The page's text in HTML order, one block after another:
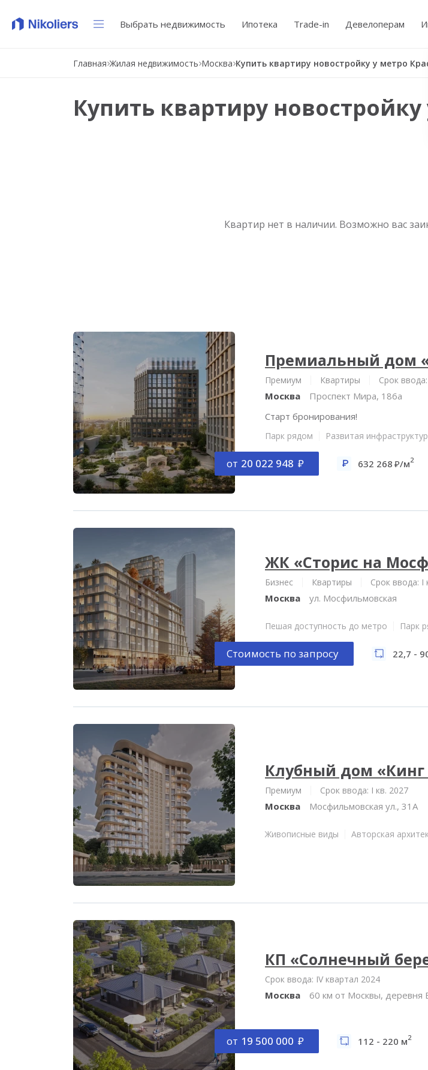
Выбрать недвижимость Ипотека Trade-in Девелоперам
Главная Жилая недвижимость Москва
Купить квартиру
Квартир нет в наличии. Возможно вас
Премиальный дом
Премиум Квартиры Срок
Москва
Проспект Мира, 186а
Старт бронирования!
Парк рядом Развитая
от 20 022 948 632 268 /м2
ЖК «Сторис на
Бизнес Квартиры Срок ввода: I
Москва ул. Мосфильмовская
Пешая доступность до метро Парк
Стоимость по запросу 22,7 -
Клубный дом «Кинг
Премиум Срок ввода: I кв. 2027
Москва Мосфильмовская ул., 31А
Живописные виды Авторская
КП «Солнечный
Срок ввода: IV квартал 2024
Москва 60 км от Москвы, деревня
от 19 500 000 112 - 220 м2